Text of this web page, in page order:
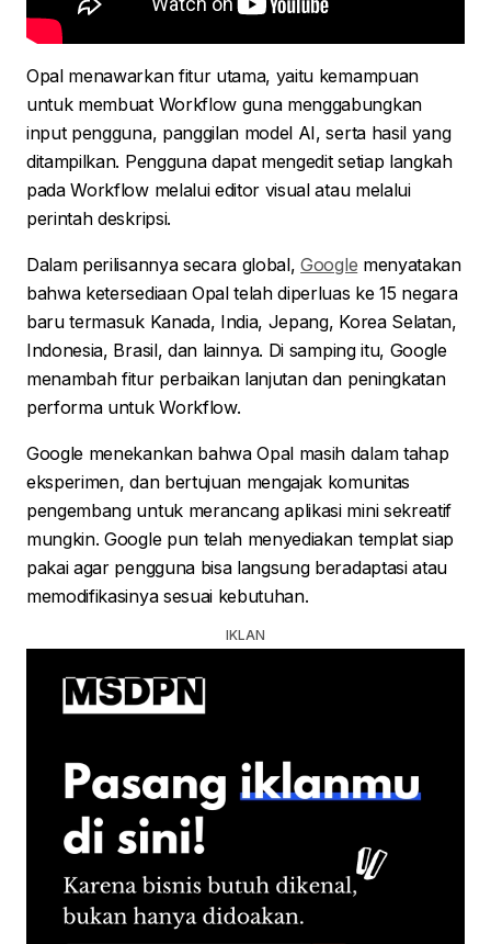
Opal menawarkan fitur utama, yaitu kemampuan
untuk membuat Workflow guna menggabungkan
input pengguna, panggilan model AI, serta hasil yang
ditampilkan. Pengguna dapat mengedit setiap langkah
pada Workflow melalui editor visual atau melalui
perintah deskripsi.
Dalam perilisannya secara global,Google menyatakan
bahwa ketersediaan Opal telah diperluas ke 15 negara
baru termasuk Kanada, India, Jepang, Korea Selatan,
Indonesia, Brasil, dan lainnya. Di samping itu, Google
menambah fitur perbaikan lanjutan dan peningkatan
performa untuk Workflow.
Google menekankan bahwa Opal masih dalam tahap
eksperimen, dan bertujuan mengajak komunitas
pengembang untuk merancang aplikasi mini sekreatif
mungkin. Google pun telah menyediakan templat siap
pakai agar pengguna bisa langsung beradaptasi atau
memodifikasinya sesuai kebutuhan.